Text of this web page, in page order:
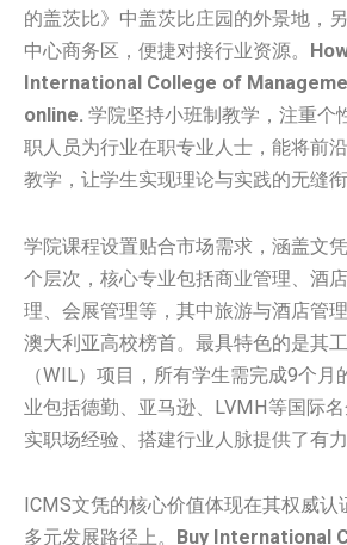
的盖茨比》中盖茨比庄园的外景地，
中心商务区，便捷对接行业资源。
International College of
online. 学院坚持小班制教学，注重个
职人员为行业在职专业人士，能将前
教学，让学生实现理论与实践的无缝衔
学院课程设置贴合市场需求，涵盖文
个层次，核心专业包括商业管理、酒
理、会展管理等，其中旅游与酒店管
澳大利亚高校榜首。最具特色的是其
（WIL）项目，所有学生需完成9个月
业包括德勤、亚马逊、LVMH等国际
实职场经验、搭建行业人脉提供了有力
ICMS文凭的核心价值体现在其权威
多元发展路径上。
Buy International